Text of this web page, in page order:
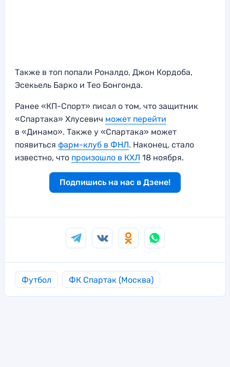
Также в топ попали Роналдо, Джон Кордоба,
Эсекьель Барко и Тео Бонгонда.
Ранее «КП-Спорт» писал о том, что защитник
«Спартака» Хлусевич может перейти
в «Динамо». Также у «Спартака» может
появиться фарм-клуб в ФНЛ. Наконец, стало
известно, что произошло в КХЛ 18 ноября.
Подпишись на нас в Дзене!
Футбол ФК Спартак (Москва)